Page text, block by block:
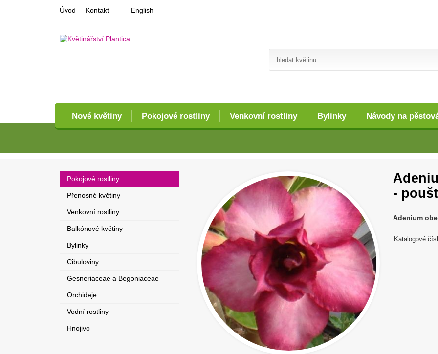
Nové květiny Pokojové rostliny Venkovní rostliny Bylinky Návody na
Úvod Kontakt English
-
Adenium
Katalogové
Pokojové rostliny
Přenosné květiny
Venkovní rostliny
Balkónové květiny
Bylinky
Cibuloviny
Gesneriaceae a Begoniaceae
Orchideje
Vodní rostliny
Hnojivo